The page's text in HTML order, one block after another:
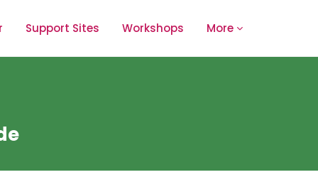
Support Sites Workshops More